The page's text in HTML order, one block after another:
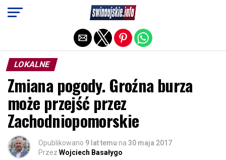
LOKALNE
Zmiana pogody. Groźna burza
może przejść przez
Zachodniopomorskie
Opublikowano 9 lat temu na 30 maja 2017
Przez Wojciech Basałygo
Exit mobile version